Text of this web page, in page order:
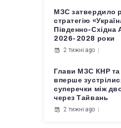
МЗС затвердило
стратегію
Південно-Східна
2026-2028 роки
2 тижні ago
Глави МЗС КНР та
вперше
суперечки між
через Тайвань
2 тижні ago